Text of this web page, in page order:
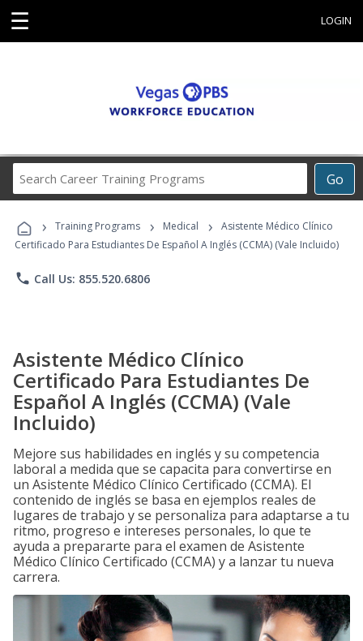
☰ LOGIN
Go
Career
Programs
› Training Programs › Medical ›
Asistente Médico Clínico
Certificado Para Estudiantes De Español A Inglés (CCMA) (Vale Incluido)
phone Call Us: 855.520.6806
Asistente Médico Clínico
Certificado Para Estudiantes De
Español A Inglés (CCMA) (Vale
Incluido)
Mejore sus habilidades en inglés y su competencia
laboral a medida que se capacita para convertirse en
un Asistente Médico Clínico Certificado (CCMA). El
contenido de inglés se basa en ejemplos reales de
lugares de trabajo y se personaliza para adaptarse a tu
ritmo, progreso e intereses personales, lo que te
ayuda a prepararte para el examen de Asistente
Médico Clínico Certificado (CCMA) y a lanzar tu nueva
carrera.